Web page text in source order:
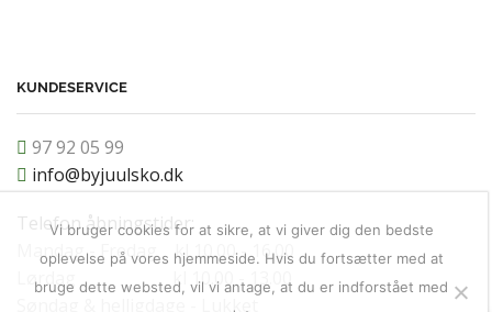
KUNDESERVICE
97 92 05 99
info@byjuulsko.dk
Telefon åbningstider:
Mandag - Fredag kl 10.00 - 16.00
Lørdag kl 10.00 - 13.00
Søndag & helligdage - Lukket
Vi bruger cookies for at sikre, at vi giver dig den bedste
oplevelse på vores hjemmeside. Hvis du fortsætter med at
bruge dette websted, vil vi antage, at du er indforstået med